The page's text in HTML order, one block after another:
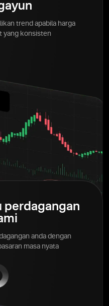
trend apabila harga
yang konsisten
perdagangan
anda dengan
masa nyata